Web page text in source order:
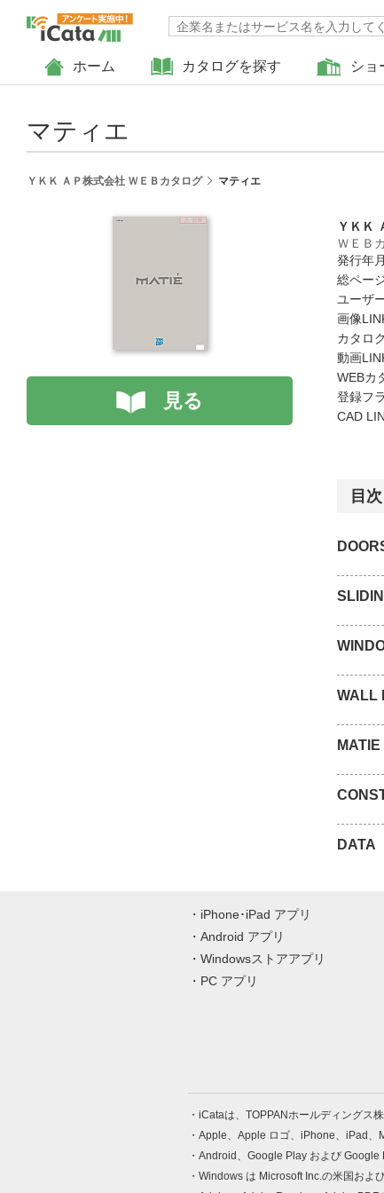
ホーム カタログを探す ショ
マティエ
ＹＫＫ ＡＰ株式会社 ＷＥＢカタログ マティエ
見る
ＹＫＫ
ＷＥＢ
発行年
総ペー
ユーザ
画像
カタロ
動画
WEBカ
登録フ
CAD
目次
WALL
DATA
iPhone･iPad アプリ
Android アプリ
Windowsストアアプリ
PC アプリ
iCataは、TOPPANホールディングス
Apple、Apple ロゴ、iPhone、iPad、
Android、Google Play および Google
Windows は Microsoft Inc.の米国およ